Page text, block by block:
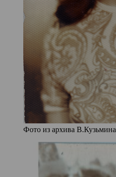
Фото из архива В.Кузьмина